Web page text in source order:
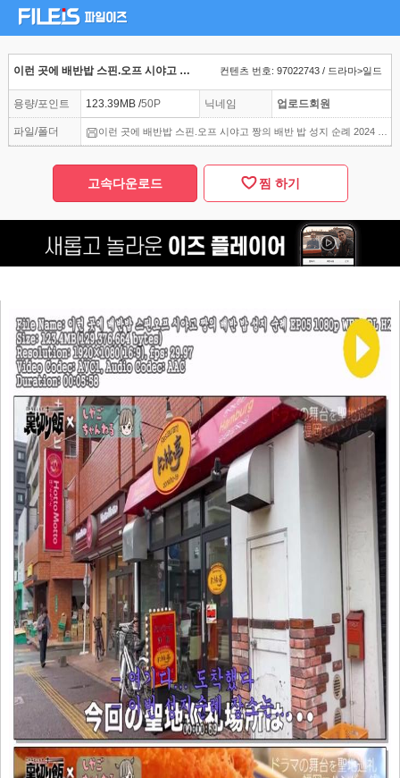
이런 곳에 배반밥 스핀.오프 시야고 짱의 배반 밥 성지 순례 2024 05화 1080p 컨텐츠 번호: 97022743 / 드라마>일드
용량/포인트 123.39MB /50P 닉네임 업로드회원
파일/폴더 이런 곳에 배반밥 스핀.오프 시야고 짱의 배반 밥 성지 순례 2024 05화 1080p
고속다운로드 찜 하기